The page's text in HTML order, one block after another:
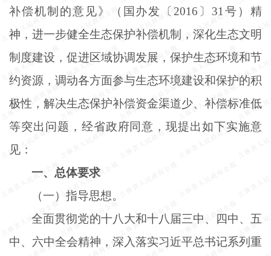
补偿机制的意见》（国办发〔 2016〕31号）精
神，进一步健全生态保护补偿机制，深化生态文明
制度建设，促进区域协调发展，保护生态环境和节
约资源，调动各方面参与生态环境建设和保护的积
极性，解决生态保护补偿资金渠道少、补偿标准低
等突出问题，经省政府同意，现提出如下实施意
见：
一、总体要求
（一）指导思想。
全面贯彻党的十八大和十八届三中、四中、五
中、六中全会精神，深入落实习近平总书记系列重